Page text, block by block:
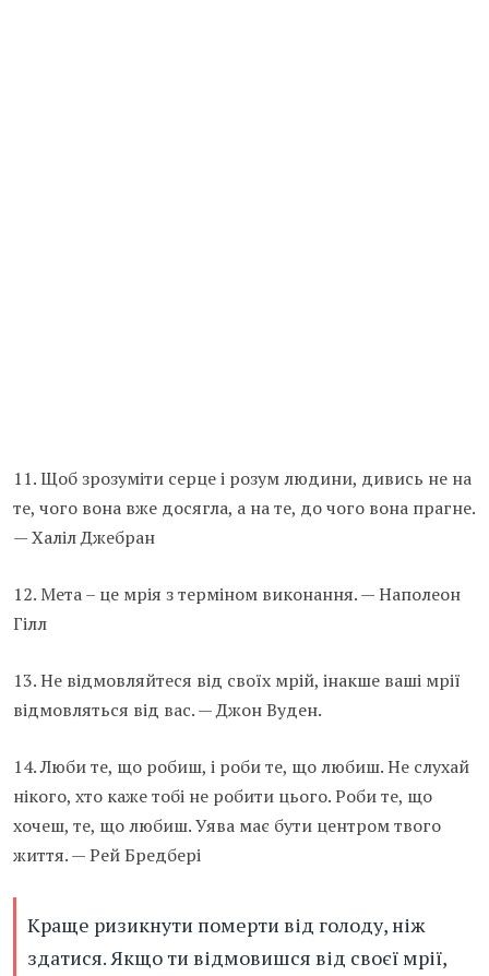
11. Щоб зрозуміти серце і розум людини, дивись не на
те, чого вона вже досягла, а на те, до чого вона прагне.
— Халіл Джебран
12. Мета – це мрія з терміном виконання. — Наполеон
Гілл
13. Не відмовляйтеся від своїх мрій, інакше ваші мрії
відмовляться від вас. — Джон Вуден.
14. Люби те, що робиш, і роби те, що любиш. Не слухай
нікого, хто каже тобі не робити цього. Роби те, що
хочеш, те, що любиш. Уява має бути центром твого
життя. — Рей Бредбері
Краще ризикнути померти від голоду, ніж
здатися. Якщо ти відмовишся від своєї мрії,